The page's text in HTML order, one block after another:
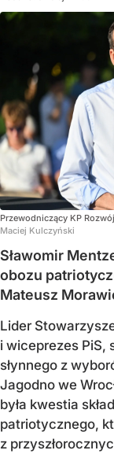
Przewodniczący KP
Maciej Kulczyński
Sławomir
obozu
Mateusz
Lider
i wiceprezes PiS,
słynnego z
Jagodno we
była kwestia
patriotycznego,
z